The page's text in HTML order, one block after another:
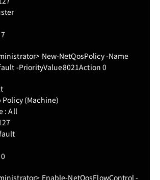
New-NetQosPolicy -Name
-PriorityValue8021Action 0
Policy (Machine)
: All
Enable-NetQosFlowControl -